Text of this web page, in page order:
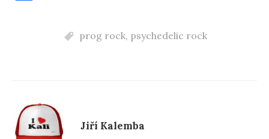
o
k
prog rock, psychedelic rock
Jiří Kalemba